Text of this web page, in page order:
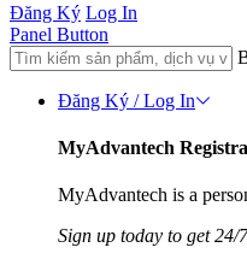
Đăng Ký Log In
Panel Button
Đăng Ký / Log In
MyAdvantech
MyAdvantech is a
Sign up today to get